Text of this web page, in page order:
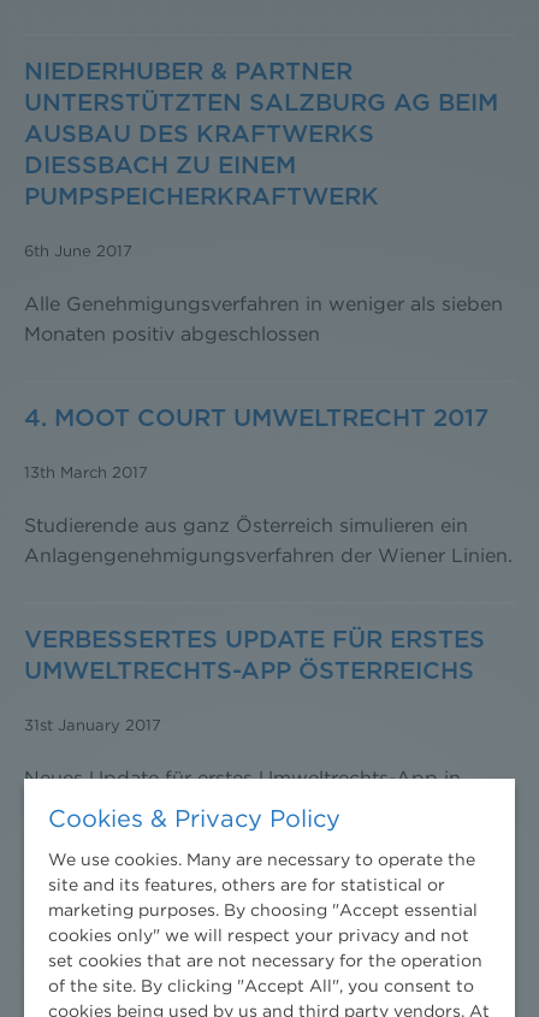
NIEDERHUBER & PARTNER
UNTERSTÜTZTEN SALZBURG AG BEIM
AUSBAU DES KRAFTWERKS
DIESSBACH ZU EINEM P
UMPSPEICHERKRAFTWERK
6th June 2017
Alle Genehmigungsverfahren in weniger als sieben
Monaten positiv abgeschlossen
4. MOOT COURT UMWELTRECHT 2017
13th March 2017
Studierende aus ganz Österreich simulieren ein
Anlagengenehmigungsverfahren der Wiener Linien.
VERBESSERTES UPDATE FÜR ERSTES
UMWELTRECHTS-APP ÖSTERREICHS
31st January 2017
Neues Update für erstes Umweltrechts-App in
Österreich ab sofort kostenlos im Google Play- und
im i-Tunes Apple-Store erhältlich.
NIEDERHUBER & PARTNER SCHREIBT
DISSERTATIONS-STIPENDIUM 2017 AUS
10th January 2017
Cookies & Privacy Policy
We use cookies. Many are necessary to operate the
site and its features, others are for statistical or
marketing purposes. By choosing "Accept essential
cookies only" we will respect your privacy and not
set cookies that are not necessary for the operation
of the site. By clicking "Accept All", you consent to
cookies being used by us and third party vendors. At